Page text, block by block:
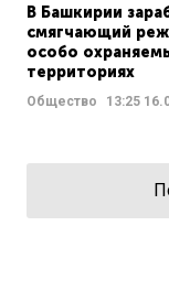
В Башкирии
смягчающий
особо
территориях
Общество 13:25